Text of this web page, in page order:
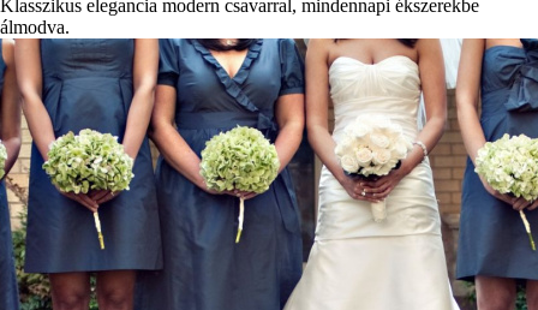
Klasszikus elegancia modern csavarral, mindennapi ékszerekbe
álmodva.